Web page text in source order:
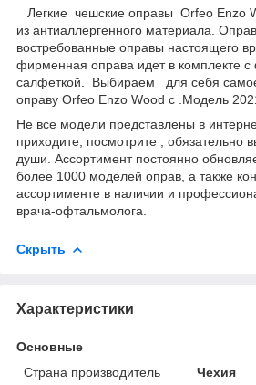
Легкие чешские оправы Orfeo Enzo
из антиаллергенного материала.
востребованные оправы настоящего
фирменная оправа идет в комплекте
салфеткой. Выбираем для себя
оправу Orfeo Enzo Wood с .Модель
Не все модели представлены в
приходите, посмотрите , обязательно
души. Ассортимент постоянно
более 1000 моделей оправ, а также
ассортименте в наличии и
врача-офтальмолога.
Скрыть
Характеристики
Основные
Страна производитель
Чехия